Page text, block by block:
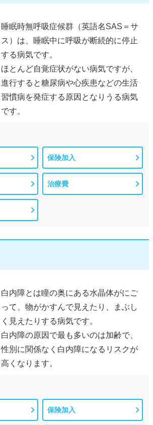
睡眠時無呼吸症候群（英語名SAS＝サ
ス）は、睡眠中に呼吸が断続的に停止
する病気です。
ほとんど自覚症状がない病気ですが、
進行すると糖尿病や心疾患などの生活
習慣病を発症する原因となりうる病気
です。
保険加入
治療費
白内障とは瞳の奥にある水晶体がにご
って、物がかすんで見えたり、まぶし
く見えたりする病気です。
白内障の原因で最も多いのは加齢で、
性別に関係なく白内障になるリスクが
高くなります。
保険加入